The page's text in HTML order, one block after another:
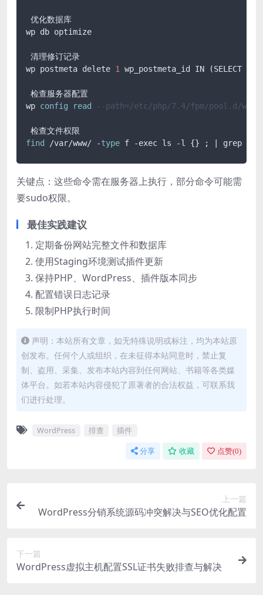
优化数据库
wp db optimize
清理修订记录
wp postmeta delete 1 wp_postmeta_id IN (SELECT
检查服务器配置
wp config read --path=/etc/php/7.4/fpm/pool.d/
find
/var/www/ -type
关键点：这些命令需在服务器上执行，部分命令可能需
要sudo权限。
最佳实践建议
定期备份网站完整文件和数据库
使用Staging环境测试插件更新
保持PHP、WordPress、插件版本同步
配置错误日志记录
限制PHP执行时间
声明：本站所有文章，如无特殊说明或标注，均为本站原
创发布。任何个人或组织，在未征得本站同意时，禁止复
制、盗用、采集、发布本站内容到任何网站、书籍等各类媒
体平台。如若本站内容侵犯了原著者的合法权益，可联系我
们进行处理。
WordPress 排查 插件
分享 收藏 点赞(0)
上一篇
WordPress分销系统源码冲突解决与SEO优化配置
下一篇
WordPress虚拟主机配置SSL证书失败排查与解决